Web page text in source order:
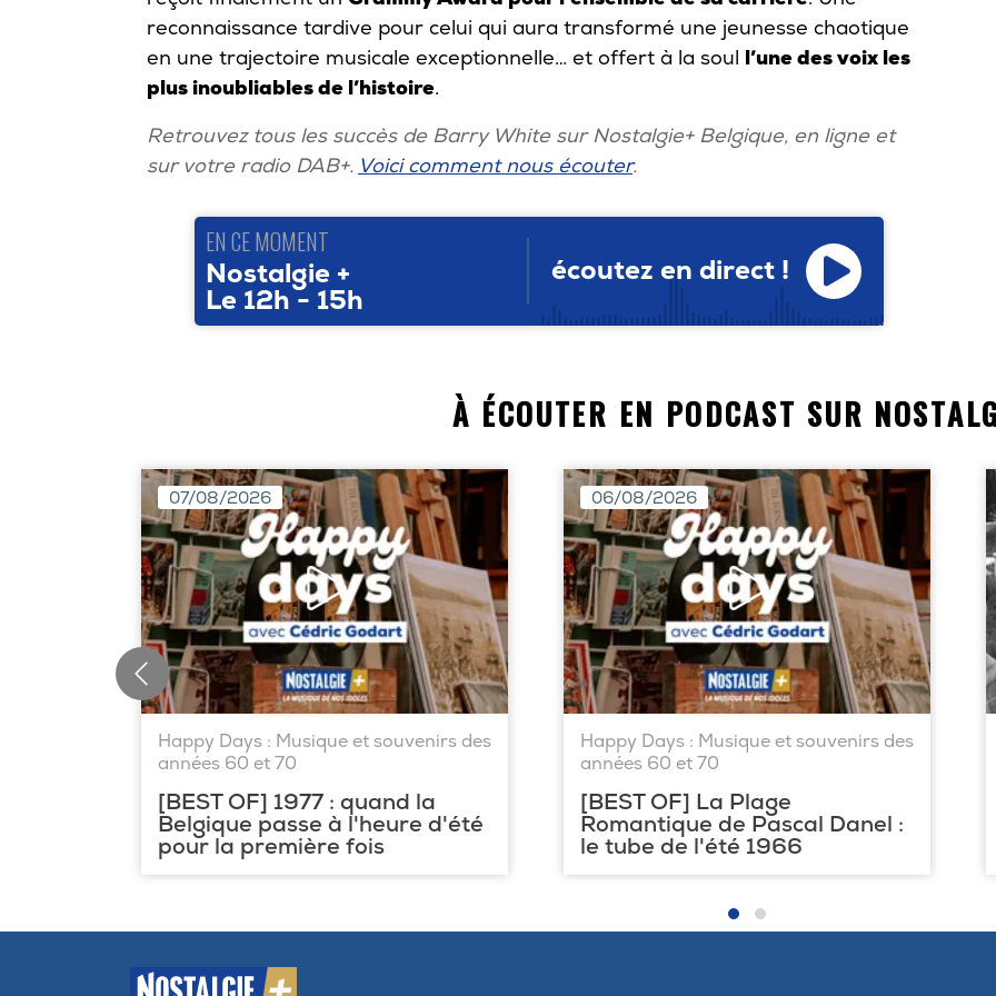
reconnaissance tardive pour celui qui aura transformé une jeunesse chaotique
en une trajectoire musicale exceptionnelle… et offert à la soul l’une des voix les
plus inoubliables de l’histoire.
Retrouvez tous les succès de Barry White sur Nostalgie+ Belgique, en ligne et
sur votre radio DAB+. Voici comment nous écouter.
EN CE MOMENT
Nostalgie +
Le 12h - 15h
écoutez en direct !
À ÉCOUTER EN PODCAST SUR
07/08/2026
Happy Days : Musique et souvenirs des
années 60 et 70
[BEST OF] 1977 : quand la
Belgique passe à l'heure d'été
pour la première fois
06/08/2026
Happy Days : Musique et souvenirs des
années 60 et 70
[BEST OF] La Plage
Romantique de Pascal Danel :
le tube de l'été 1966